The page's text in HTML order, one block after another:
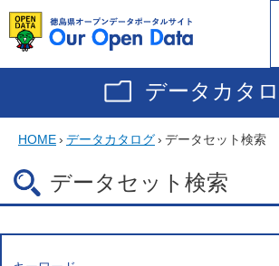
データカタ
HOME› データカタログ› データセット検索
データセット検索